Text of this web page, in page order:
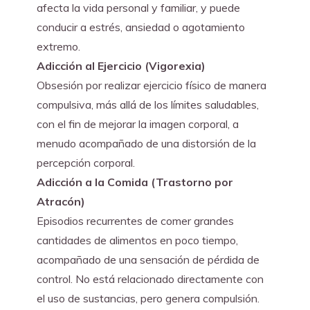
afecta la vida personal y familiar, y puede
conducir a estrés, ansiedad o agotamiento
extremo.
Adicción al Ejercicio (Vigorexia)
Obsesión por realizar ejercicio físico de manera
compulsiva, más allá de los límites saludables,
con el fin de mejorar la imagen corporal, a
menudo acompañado de una distorsión de la
percepción corporal.
Adicción a la Comida (Trastorno por
Atracón)
Episodios recurrentes de comer grandes
cantidades de alimentos en poco tiempo,
acompañado de una sensación de pérdida de
control. No está relacionado directamente con
el uso de sustancias, pero genera compulsión.